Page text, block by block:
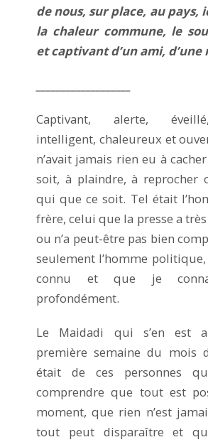
de nous, sur place, au pays,
la chaleur commune, le
et captivant d’un ami,
Captivant, alerte,
intelligent, chaleureux et
n’avait jamais rien eu à
soit, à plaindre, à reprocher
qui que ce soit. Tel était
frère, celui que la presse a
ou n’a peut-être pas bien
seulement l’homme politique,
connu et que je
profondément.
Le Maidadi qui s’en est
première semaine du mois
était de ces personnes
comprendre que tout est
moment, que rien n’est
tout peut disparaître et